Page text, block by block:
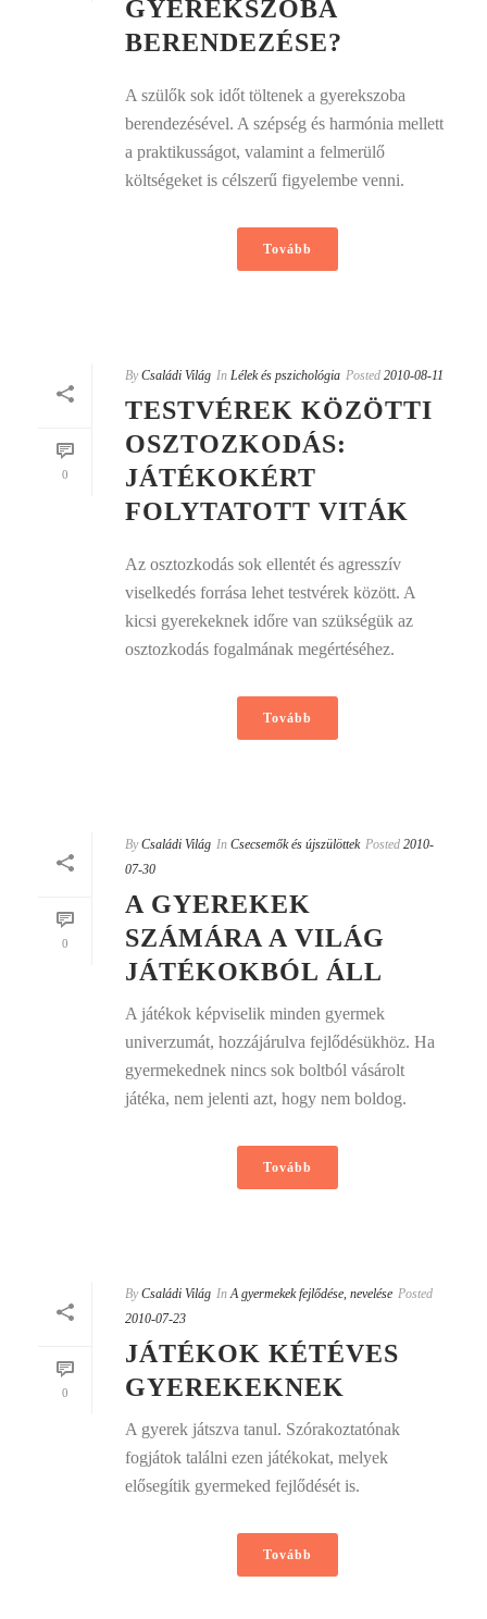
GYEREKSZOBA
BERENDEZÉSE?
A szülők sok időt töltenek a gyerekszoba
berendezésével. A szépség és harmónia mellett
a praktikusságot, valamint a felmerülő
költségeket is célszerű figyelembe venni.
Tovább
0
By Családi Világ In Lélek és pszichológia Posted 2010-08-11
TESTVÉREK KÖZÖTTI
OSZTOZKODÁS:
JÁTÉKOKÉRT
FOLYTATOTT VITÁK
Az osztozkodás sok ellentét és agresszív
viselkedés forrása lehet testvérek között. A
kicsi gyerekeknek időre van szükségük az
osztozkodás fogalmának megértéséhez.
Tovább
0
By Családi Világ In Csecsemők és újszülöttek Posted 2010-
07-30
A GYEREKEK
SZÁMÁRA A VILÁG
JÁTÉKOKBÓL ÁLL
A játékok képviselik minden gyermek
univerzumát, hozzájárulva fejlődésükhöz. Ha
gyermekednek nincs sok boltból vásárolt
játéka, nem jelenti azt, hogy nem boldog.
Tovább
0
By Családi Világ In A gyermekek fejlődése, nevelése Posted
2010-07-23
JÁTÉKOK KÉTÉVES
GYEREKEKNEK
A gyerek játszva tanul. Szórakoztatónak
fogjátok találni ezen játékokat, melyek
elősegítik gyermeked fejlődését is.
Tovább